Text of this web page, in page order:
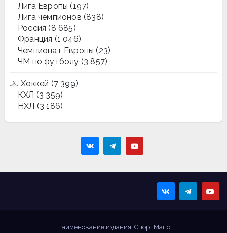
Лига Европы (197)
Лига чемпионов (838)
Россия (8 685)
Франция (1 046)
Чемпионат Европы (23)
ЧМ по футболу (3 857)
Хоккей (7 399)
КХЛ (3 359)
НХЛ (3 186)
Наименование издания: СпортМапс